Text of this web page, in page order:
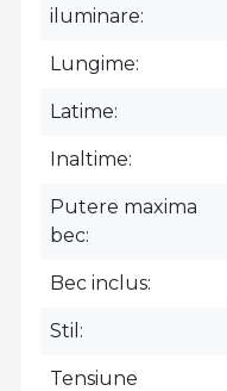
iluminare
Lungime
Latime
Inaltime
Putere maxima
bec
Bec inclus
Stil
Tensiune